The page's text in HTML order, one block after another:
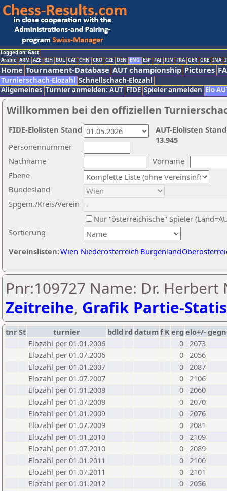
Logged on: Gast
Arabic ARM AZE BIH BUL CAT CHN CRO CZE DEN ENG ESP FAI FIN FRA GER GRE INA
Home Tournament-Database AUT championship Pictures
Turnierschach-Elozahl Schnellschach-Elozahl
Allgemeines Turnier anmelden: AUT FIDE Spieler anmelden Elo
Willkommen bei den offiziellen
Nachname
Vorname
Ebene
Sortierung
Personennummer
Bundesland
Spgem./Kreis/Verein
Nur "österreichische" Spieler
Vereinslisten:Wien Niederösterreich Burgenland
AUT-Elolisten
13.945
FIDE-Elolisten Stand
Pnr:109727 Name: Dr. Herbert
Zeitreihe, Grafik Partie-
tnrSt turnier bdld rd datumf Kerg elo+/-
Elozahl per 01.01.2006
0 2073
Elozahl per 01.07.2006
0 2056
Elozahl per 01.01.2007
0 2087
Elozahl per 01.07.2007
0 2106
Elozahl per 01.01.2008
0 2060
Elozahl per 01.07.2008
0 2070
Elozahl per 01.01.2009
0 2076
Elozahl per 01.07.2009
0 2081
Elozahl per 01.01.2010
0 2109
Elozahl per 01.07.2010
0 2089
Elozahl per 01.01.2011
0 2100
Elozahl per 01.07.2011
0 2101
Elozahl per 01.01.2012
0 2056